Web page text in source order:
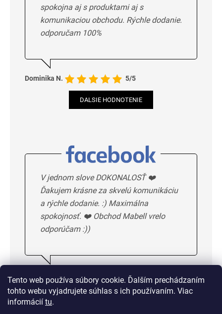
Tento web používa súbory cookie. Ďalším prechádzaním
tohto webu vyjadrujete súhlas s ich používaním. Viac
informácií tu.
spokojna aj s produktami aj s
komunikaciou obchodu. Rýchle dodanie.
odporučam 100%
Dominika N. 5/5
DALSIE HODNOTENIE
V jednom slove DOKONALOSŤ ❤️
Ďakujem krásne za skvelú komunikáciu
a rýchle dodanie. :) Maximálna
spokojnosť. ❤️ Obchod Mabell vrelo
odporúčam :))
DALSIE HODNOTENIE